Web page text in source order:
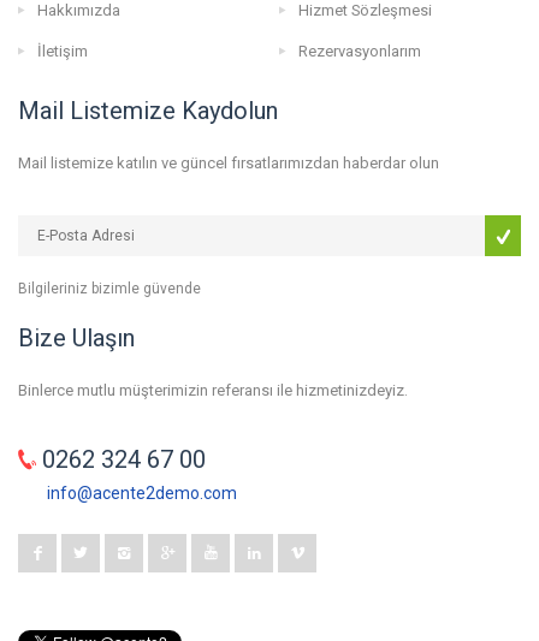
Hakkımızda Hizmet Sözleşmesi
İletişim Rezervasyonlarım
Mail Listemize Kaydolun
Mail listemize katılın ve güncel fırsatlarımızdan haberdar olun
Bilgileriniz bizimle güvende
Bize Ulaşın
Binlerce mutlu müşterimizin referansı ile hizmetinizdeyiz.
0262 324 67 00
info@acente2demo.com